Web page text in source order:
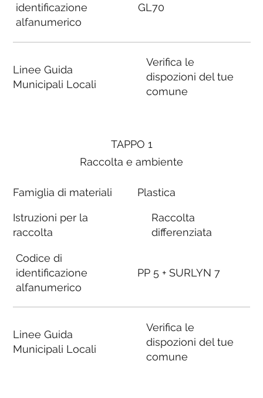
identificazione
alfanumerico
Linee Guida
Municipali Locali
GL70
Verifica le
dispozioni del tue
comune
TAPPO 1
Raccolta e ambiente
Famiglia di materiali
Istruzioni per la
raccolta
Codice di
identificazione
alfanumerico
Linee Guida
Municipali Locali
Plastica
Raccolta
differenziata
PP 5 + SURLYN 7
Verifica le
dispozioni del tue
comune